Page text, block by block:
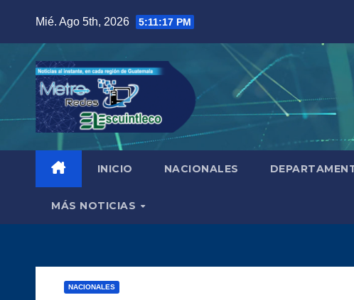
contenido
Mié. Ago 5th, 2026 5:11:19 PM
INICIO NACIONALES
MÁS NOTICIAS
NACIONALES